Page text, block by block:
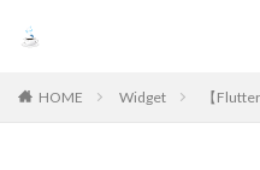
HOME Widget 【